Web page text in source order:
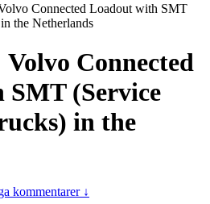
Connected Loadout with SMT
the Netherlands
Volvo Connected
(Service
in the
kommentarer ↓